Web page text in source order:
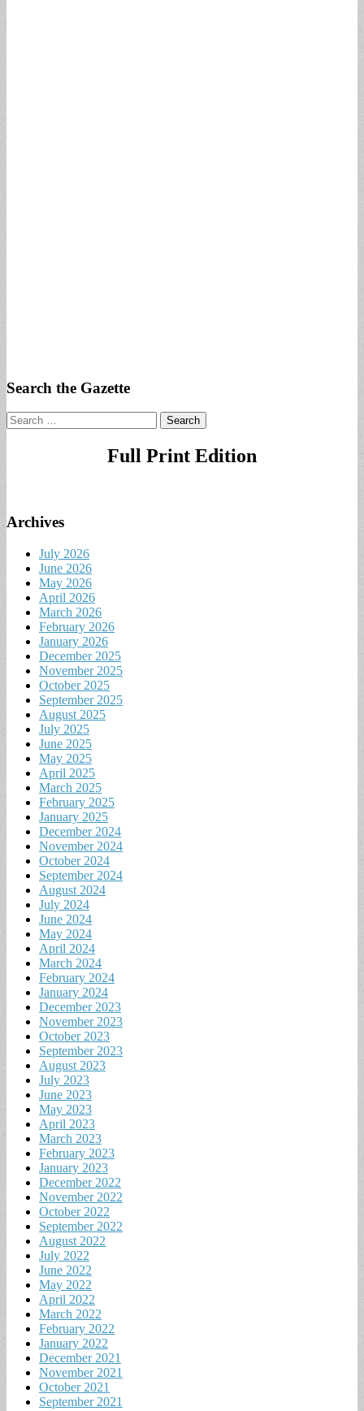
Search the Gazette
Search
for:
Full Print Edition
Archives
July 2026
June 2026
May 2026
April 2026
March 2026
February 2026
January 2026
December 2025
November 2025
October 2025
September 2025
August 2025
July 2025
June 2025
May 2025
April 2025
March 2025
February 2025
January 2025
December 2024
November 2024
October 2024
September 2024
August 2024
July 2024
June 2024
May 2024
April 2024
March 2024
February 2024
January 2024
December 2023
November 2023
October 2023
September 2023
August 2023
July 2023
June 2023
May 2023
April 2023
March 2023
February 2023
January 2023
December 2022
November 2022
October 2022
September 2022
August 2022
July 2022
June 2022
May 2022
April 2022
March 2022
February 2022
January 2022
December 2021
November 2021
October 2021
September 2021